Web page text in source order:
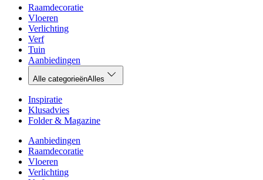
Raamdecoratie
Vloeren
Verlichting
Verf
Tuin
Aanbiedingen
Alle categorieënAlles
Inspiratie
Klusadvies
Folder & Magazine
Aanbiedingen
Raamdecoratie
Vloeren
Verlichting